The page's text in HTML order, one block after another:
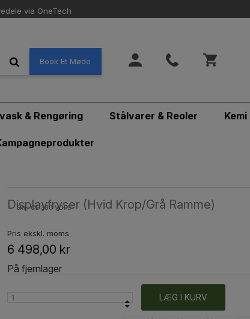
via OneTech
Book Et Møde
& Rengøring Stålvarer & Reoler Kemi
Displayfryser (Hvid Krop/Grå Ramme)
Sku: CL 380 VDFS
Pris ekskl. moms
6 498,00 kr
På fjernlager
LÆG I KURV